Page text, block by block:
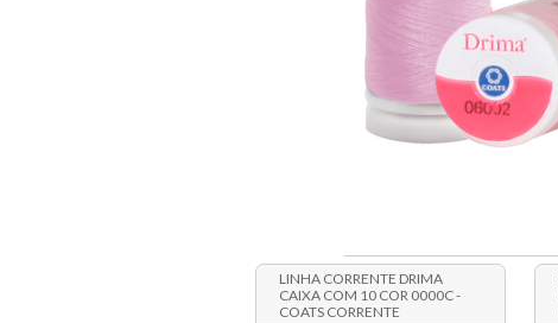
LINHA CORRENTE DRIMA
CAIXA COM 10 COR 0000C -
COATS CORRENTE